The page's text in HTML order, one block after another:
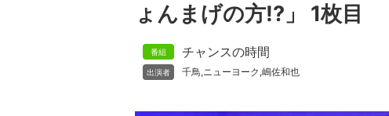
ょんまげの方!?」 1枚目
チャンスの時間
千鳥,ニューヨーク ,嶋佐和也